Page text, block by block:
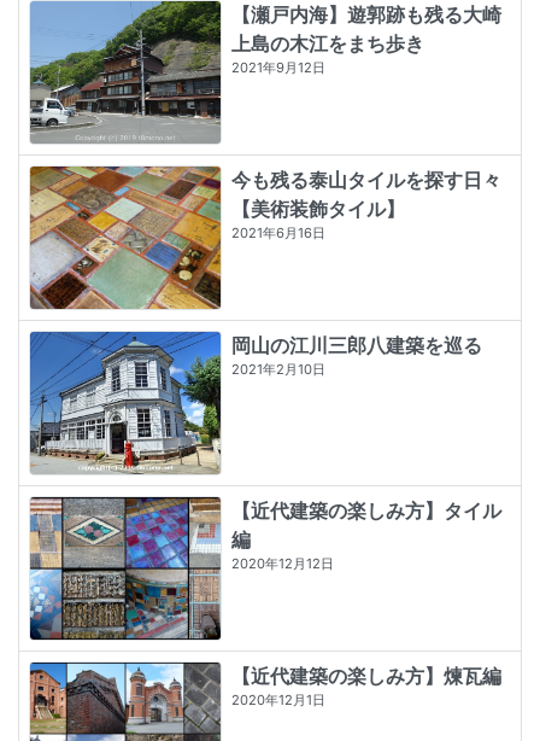
【瀬戸内海】遊郭跡も残る大崎
上島の木江をまち歩き
2021年9月12日
今も残る泰山タイルを探す日々
【美術装飾タイル】
2021年6月16日
岡山の江川三郎八建築を巡る
2021年2月10日
【近代建築の楽しみ方】タイル
編
2020年12月12日
【近代建築の楽しみ方】煉瓦編
2020年12月1日